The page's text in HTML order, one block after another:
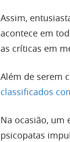
Assim,
acontece em
as críticas em
Além de serem
classificados
Na ocasião, um
psicopatas